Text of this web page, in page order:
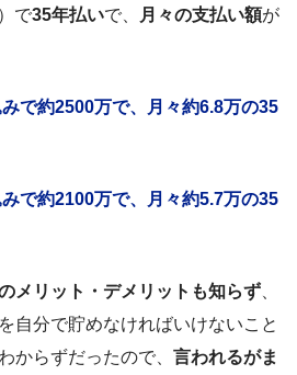
で35年払いで、 月々の支払い額が
で約2500万で、月々約6.8万の35
で約2100万で、月々約5.7万の35
メリット・デメリットも知らず
を自分で貯めなければいけないこと
からずだったので、 言われるがま